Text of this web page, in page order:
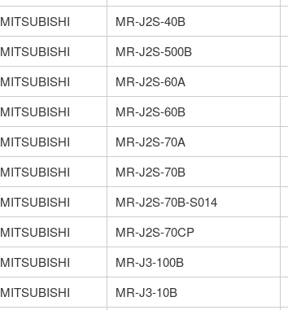
MITSUBISHI
MR-J2S-40B
MITSUBISHI
MR-J2S-500B
MITSUBISHI
MR-J2S-60A
MITSUBISHI
MR-J2S-60B
MITSUBISHI
MR-J2S-70A
MITSUBISHI
MR-J2S-70B
MITSUBISHI
MR-J2S-70B-S014
MITSUBISHI
MR-J2S-70CP
MITSUBISHI
MR-J3-100B
MITSUBISHI
MR-J3-10B